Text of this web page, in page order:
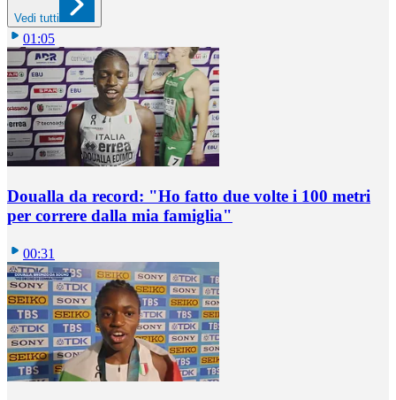
Vedi tutti
01:05
Doualla da record: "Ho fatto due volte i 100 metri
per correre dalla mia famiglia"
00:31